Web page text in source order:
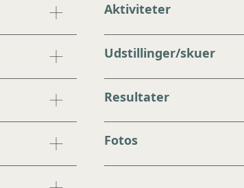
Aktiviteter
Udstillinger/skuer
Resultater
Fotos